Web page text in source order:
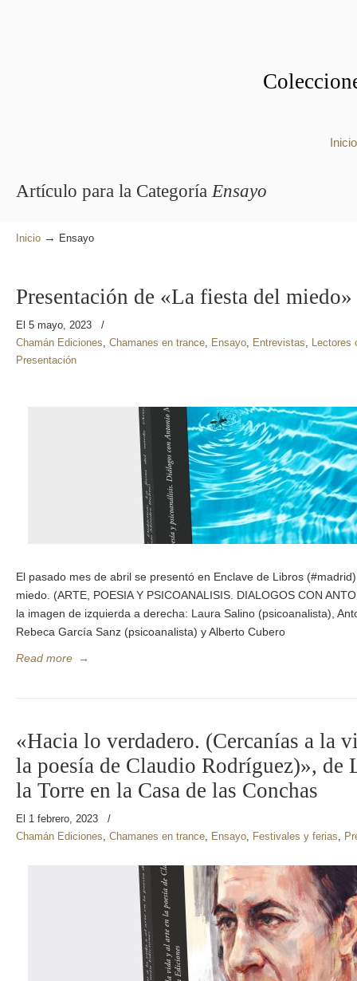
Inicio
Artículo para la Categoría Ensayo
Inicio → Ensayo
Presentación de «La fiesta del miedo»
El 5 mayo, 2023
/
Chamán Ediciones, Chamanes en trance, Ensayo, Entrevistas, Lectores
Presentación
El pasado mes de abril se presentó en Enclave de Libros
miedo. (ARTE, POESIA Y PSICOANALISIS. DIALOGOS CON
la imagen de izquierda a derecha: Laura Salino (psicoanalista),
Rebeca García Sanz (psicoanalista) y Alberto Cubero
Read more →
«Hacia lo verdadero. (Cercanías a la
la poesía de Claudio Rodríguez)», de
la Torre en la Casa de las Conchas
El 1 febrero, 2023
/
Chamán Ediciones, Chamanes en trance, Ensayo, Festivales y ferias,